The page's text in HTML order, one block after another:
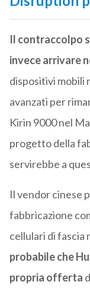
Il contraccolpo
invece arrivare
dispositivi mobili
avanzati per
Kirin 9000 nel
progetto della
servirebbe a
Il vendor cinese
fabbricazione
cellulari di fascia
probabile che
propria offerta